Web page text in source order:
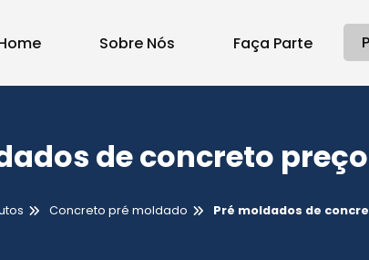
Sobre Nós Faça Parte
de concreto preço
Concreto pré moldado Pré moldados de